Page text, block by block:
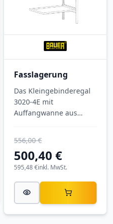
feuerrot.
Fasslagerung
Das Kleingebinderegal
3020-4E mit
Auffangwanne aus
mit
wassergefährdenden
Flüssigkeiten sicher und
Wanne bietet 28 Liter
Auffangvolumen, jede
Ebene trägt 150 kg. Mit
500,40 €
556,00 €
inkl. MwSt.
595,48 €